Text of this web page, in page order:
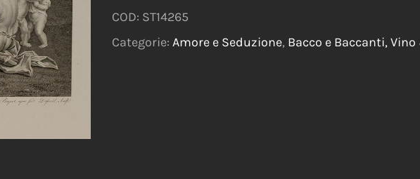
COD: ST14265
Categorie: Amore e Seduzione, Bacco e Baccanti,